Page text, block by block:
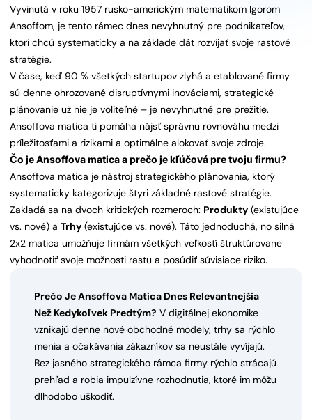
Vyvinutá v roku 1957 rusko-americkým matematikom Igorom
Ansoffom, je tento rámec dnes nevyhnutný pre podnikateľov,
ktorí chcú systematicky a na základe dát rozvíjať svoje rastové
stratégie.
V čase, keď 90 % všetkých startupov zlyhá a etablované firmy
sú denne ohrozované disruptívnymi inováciami, strategické
plánovanie už nie je voliteľné – je nevyhnutné pre prežitie.
Ansoffova matica ti pomáha nájsť správnu rovnováhu medzi
príležitosťami a rizikami a optimálne alokovať svoje zdroje.
Čo je Ansoffova matica a prečo je kľúčová pre tvoju firmu?
Ansoffova matica je nástroj strategického plánovania, ktorý
systematicky kategorizuje štyri základné rastové stratégie.
Zakladá sa na dvoch kritických rozmeroch: Produkty (existujúce
vs. nové) a Trhy (existujúce vs. nové). Táto jednoduchá, no silná
2x2 matica umožňuje firmám všetkých veľkostí štruktúrovane
vyhodnotiť svoje možnosti rastu a posúdiť súvisiace riziko.
Prečo Je Ansoffova Matica Dnes Relevantnejšia
Než Kedykoľvek Predtým? V digitálnej ekonomike
vznikajú denne nové obchodné modely, trhy sa rýchlo
menia a očakávania zákazníkov sa neustále vyvíjajú.
Bez jasného strategického rámca firmy rýchlo strácajú
prehľad a robia impulzívne rozhodnutia, ktoré im môžu
dlhodobo uškodiť.